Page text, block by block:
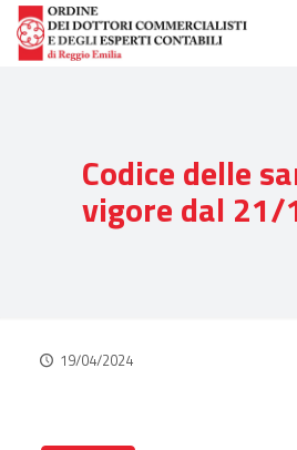
Codice delle
vigore dal
19/04/2024